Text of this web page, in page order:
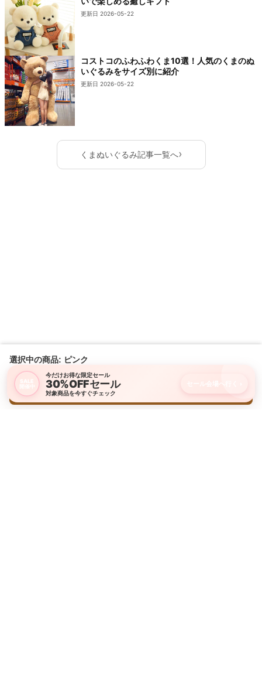
SALE
開催中
今だけお得な限定セール
30%OFFセール
対象商品を今すぐチェック
セール会場へ行く
選択中の商品: ピンク
購入画面に進む
更新日 2026-05-22
コストコのふわふわくま10選！人気のくまのぬ
いぐるみをサイズ別に紹介
更新日 2026-05-22
くまぬいぐるみ記事一覧へ›